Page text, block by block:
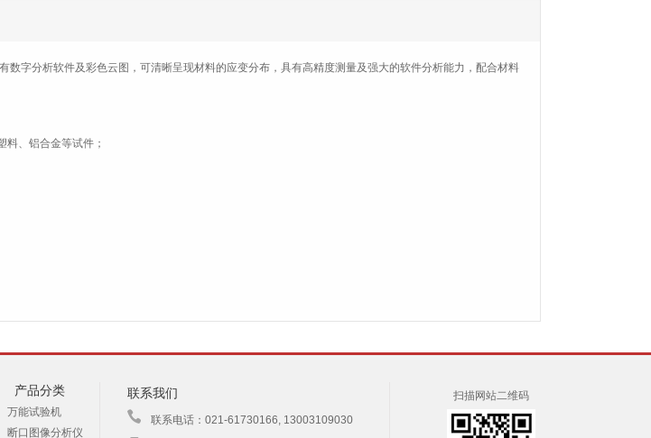
数字分析软件及彩色云图，可清晰呈现材料的应变分布，具有高精度测量及强大的软件分析能力，配合材料
料、铝合金等试件；
产品分类
万能试验机
断口图像分析仪
联系我们
联系电话：021-61730166, 13003109030
扫描网站二维码